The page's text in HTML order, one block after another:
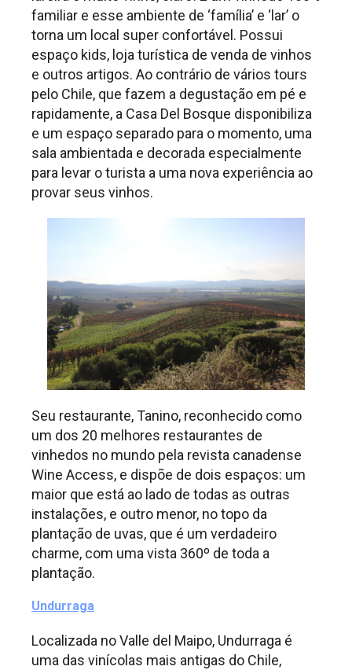
familiar e esse ambiente de ‘família’ e ‘lar’ o
torna um local super confortável. Possui
espaço kids, loja turística de venda de vinhos
e outros artigos. Ao contrário de vários tours
pelo Chile, que fazem a degustação em pé e
rapidamente, a Casa Del Bosque disponibiliza
e um espaço separado para o momento, uma
sala ambientada e decorada especialmente
para levar o turista a uma nova experiência ao
provar seus vinhos.
Seu restaurante, Tanino, reconhecido como
um dos 20 melhores restaurantes de
vinhedos no mundo pela revista canadense
Wine Access, e dispõe de dois espaços: um
maior que está ao lado de todas as outras
instalações, e outro menor, no topo da
plantação de uvas, que é um verdadeiro
charme, com uma vista 360º de toda a
plantação.
Undurraga
Localizada no Valle del Maipo, Undurraga é
uma das vinícolas mais antigas do Chile,